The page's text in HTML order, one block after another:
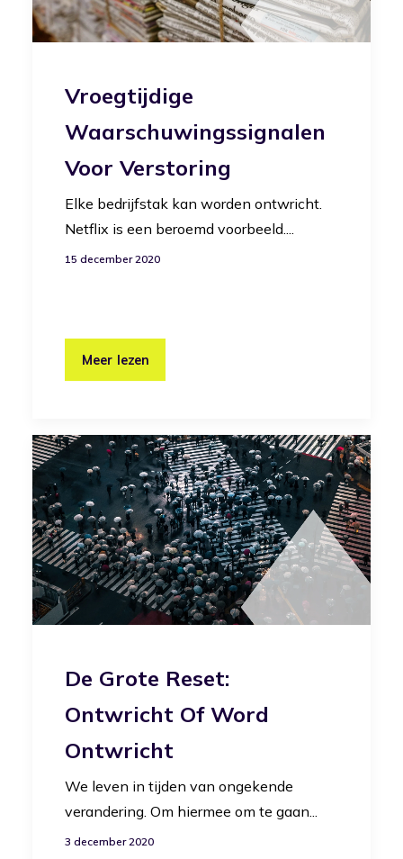
Vroegtijdige
Waarschuwingssignalen
Voor Verstoring
Elke bedrijfstak kan worden ontwricht.
Netflix is een beroemd voorbeeld....
15 december 2020
Meer lezen
De Grote Reset:
Ontwricht Of Word
Ontwricht
We leven in tijden van ongekende
verandering. Om hiermee om te gaan...
3 december 2020